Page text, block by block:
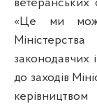
ветеранських
«Це ми
законодавчих
до заходів